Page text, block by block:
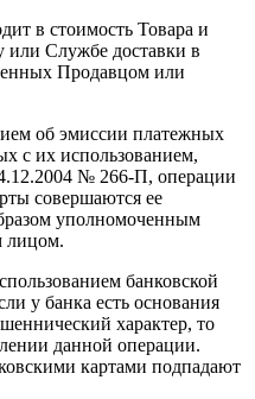
в стоимость Товара и
или Службе доставки в
Продавцом или
об эмиссии платежных
с их использованием,
№ 266-П, операции
совершаются ее
уполномоченным
лицом.
банковской
у банка есть основания
характер, то
данной операции.
картами подпадают